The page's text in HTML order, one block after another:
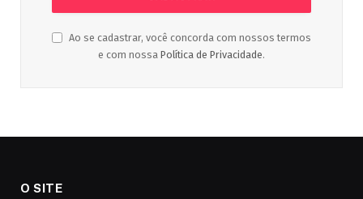
Ao se cadastrar, você concorda com nossos termos
e com nossa Política de Privacidade.
O SITE